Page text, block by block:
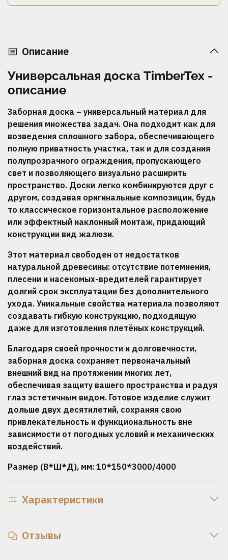
Описание
Универсальная доска TimberTex -
описание
Заборная доска – универсальный материал для
решения множества задач. Она подходит как для
возведения сплошного забора, обеспечивающего
полную приватность участка, так и для создания
полупрозрачного ограждения, пропускающего
свет и позволяющего визуально расширить
пространство. Доски легко комбинируются друг с
другом, создавая оригинальные композиции, будь
то классическое горизонтальное расположение
или эффектный наклонный монтаж, придающий
конструкции вид жалюзи.
Этот материал свободен от недостатков
натуральной древесины: отсутствие потемнения,
плесени и насекомых-вредителей гарантирует
долгий срок эксплуатации без дополнительного
ухода. Уникальные свойства материала позволяют
создавать гибкую конструкцию, подходящую
даже для изготовления плетёных конструкций.
Благодаря своей прочности и долговечности,
заборная доска сохраняет первоначальный
внешний вид на протяжении многих лет,
обеспечивая защиту вашего пространства и радуя
глаз эстетичным видом. Готовое изделие служит
дольше двух десятилетий, сохраняя свою
привлекательность и функциональность вне
зависимости от погодных условий и механических
воздействий.
Размер (В*Ш*Д), мм: 10*150*3000/4000
Характеристики
Отзывы